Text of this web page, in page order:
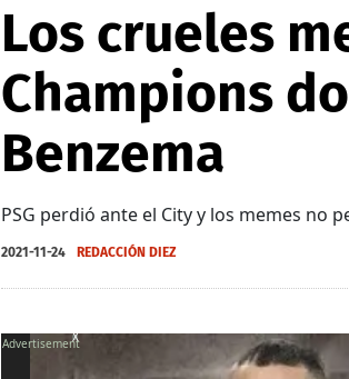
Los crueles
Champions
Benzema
PSG perdió ante el City y los memes no
2021-11-24 REDACCIÓN DIEZ
X